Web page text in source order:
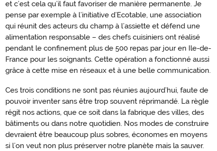
et c’est cela qu’il faut favoriser de manière permanente. Je
pense par exemple à l’initiative d’Ecotable, une association
qui réunit des acteurs du champ à l’assiette et défend une
alimentation responsable – des chefs cuisiniers ont réalisé
pendant le confinement plus de 500 repas par jour en Ile-de-
France pour les soignants. Cette opération a fonctionné aussi
grâce à cette mise en réseaux et à une belle communication.
Ces trois conditions ne sont pas réunies aujourd’hui, faute de
pouvoir inventer sans être trop souvent réprimandé. La règle
régit nos actions, que ce soit dans la fabrique des villes, des
bâtiments ou dans notre quotidien. Nos modes de construire
devraient être beaucoup plus sobres, économes en moyens
si l’on veut non plus préserver notre planète mais la sauver.